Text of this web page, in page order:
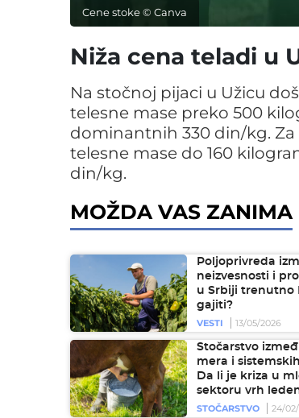
Cene stoke © Canva
Niža cena teladi u
Na stočnoj pijaci u Užicu
telesne mase preko 500
dominantnih 330 din/kg. Za
telesne mase do 160
din/kg.
MOŽDA VAS ZANIMA
Poljoprivreda
neizvesnosti i
u Srbiji trenutno
gajiti?
VESTI
13/05/2026
Stočarstvo
mera i
Da li je kriza u
sektoru vrh
STOČARSTVO
24/